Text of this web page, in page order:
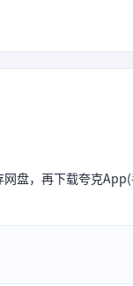
盘，再下载夸克